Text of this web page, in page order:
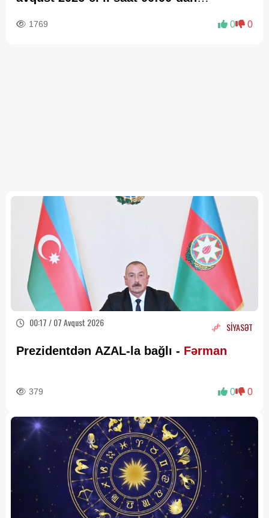
1769 0 0
00:17 / 07 Avqust 2026 SİYASƏT
Prezidentdən AZAL-la bağlı - Fərman
379 0 0